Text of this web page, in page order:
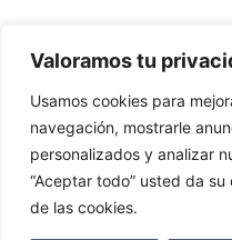
Valoramos tu
Usamos cookies para
navegación, mostrarle
personalizados y analizar
“Aceptar todo” usted da
de las cookies.
Redes Cristianas
Una mirada alternativa sobre la
- Colectivos de Redes Cristianas